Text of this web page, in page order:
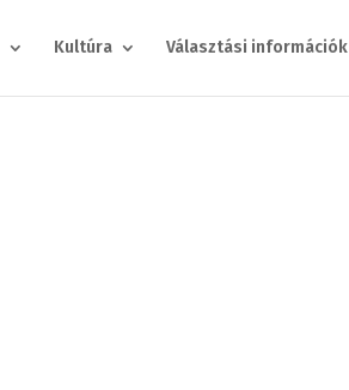
Kultúra Választási információk